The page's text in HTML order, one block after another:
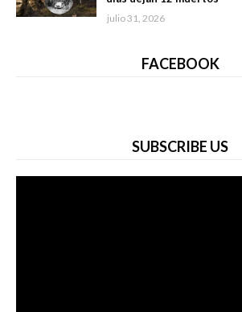
julio 31, 2026
FACEBOOK
SUBSCRIBE US